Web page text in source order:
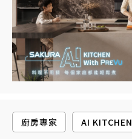
廚房專家 AI KITCHEN